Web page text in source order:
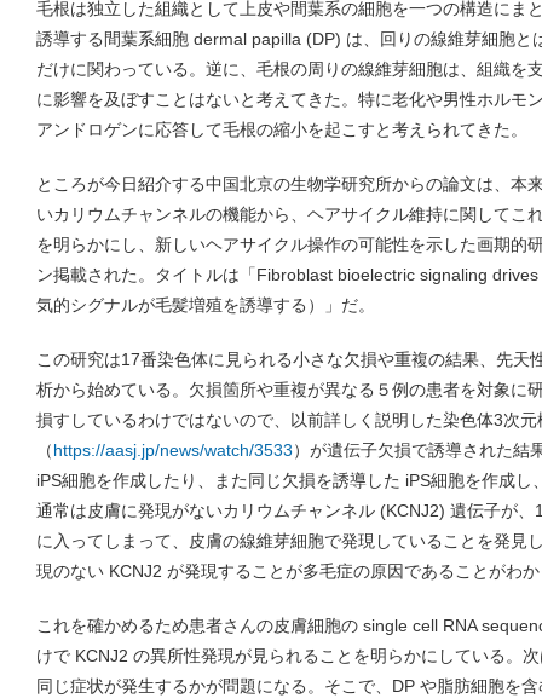
毛根は独立した組織として上皮や間葉系の細胞を一つの構造にま
誘導する間葉系細胞 dermal papilla (DP) は、回りの線維芽細胞と
だけに関わっている。逆に、毛根の周りの線維芽細胞は、組織を
に影響を及ぼすことはないと考えてきた。特に老化や男性ホルモ
アンドロゲンに応答して毛根の縮小を起こすと考えられてきた。
ところが今日紹介する中国北京の生物学研究所からの論文は、本
いカリウムチャンネルの機能から、ヘアサイクル維持に関してこ
を明らかにし、新しいヘアサイクル操作の可能性を示した画期的
ン掲載された。タイトルは「Fibroblast bioelectric signaling
気的シグナルが毛髪増殖を誘導する）」だ。
この研究は17番染色体に見られる小さな欠損や重複の結果、先天
析から始めている。欠損箇所や重複が異なる５例の患者を対象に
損すしているわけではないので、以前詳しく説明した染色体3次
（https://aasj.jp/news/watch/3533）が遺伝子欠損で誘導された結
iPS細胞を作成したり、また同じ欠損を誘導した iPS細胞を作成
通常は皮膚に発現がないカリウムチャンネル (KCNJ2) 遺伝子が
に入ってしまって、皮膚の線維芽細胞で発現していることを発見
現のない KCNJ2 が発現することが多毛症の原因であることがわ
これを確かめるため患者さんの皮膚細胞の single cell RNA
けで KCNJ2 の異所性発現が見られることを明らかにしている。
同じ症状が発生するかが問題になる。そこで、DP や脂肪細胞を